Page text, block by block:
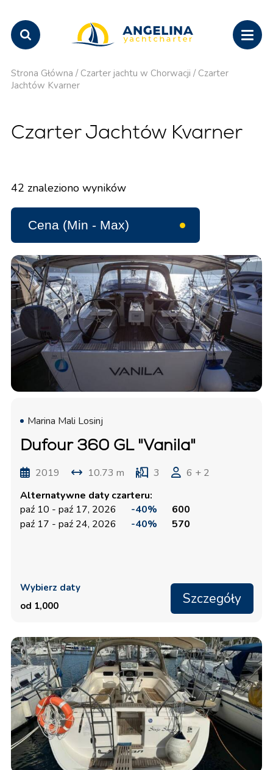
Strona Główna / Czarter jachtu w Chorwacji / Czarter
Jachtów Kvarner
Czarter Jachtów Kvarner
42 znaleziono wyników
Marina Mali Losinj
Dufour 360 GL "Vanila"
2019 10.73 m 3
6 + 2
Alternatywne daty czarteru:
paź 10 - paź 17, 2026
-40%
600
paź 17 - paź 24, 2026
-40% 570
Wybierz daty
od 1,000
Szczegóły